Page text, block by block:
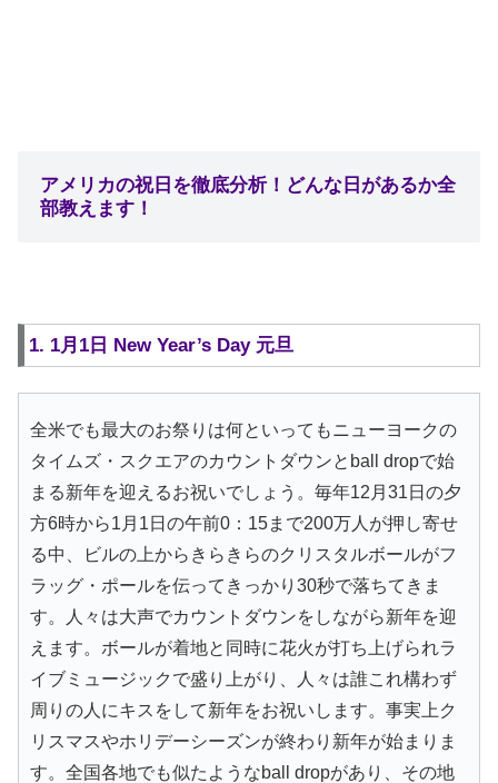
アメリカの祝日を徹底分析！どんな日があるか全
部教えます！
1. 1月1日 New Year’s Day 元旦
全米でも最大のお祭りは何といってもニューヨークの
タイムズ・スクエアのカウントダウンとball dropで始
まる新年を迎えるお祝いでしょう。毎年12月31日の夕
方6時から1月1日の午前0：15まで200万人が押し寄せ
る中、ビルの上からきらきらのクリスタルボールがフ
ラッグ・ポールを伝ってきっかり30秒で落ちてきま
す。人々は大声でカウントダウンをしながら新年を迎
えます。ボールが着地と同時に花火が打ち上げられラ
イブミュージックで盛り上がり、人々は誰これ構わず
周りの人にキスをして新年をお祝いします。事実上ク
リスマスやホリデーシーズンが終わり新年が始まりま
す。全国各地でも似たようなball dropがあり、その地